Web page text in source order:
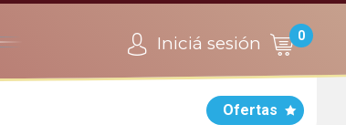
Iniciá sesión 0
Ofertas